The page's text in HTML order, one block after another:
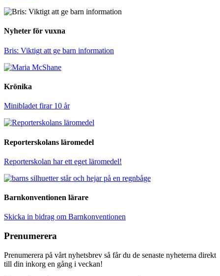
Nyheter för vuxna
Bris: Viktigt att ge barn information
Krönika
Minibladet firar 10 år
Reporterskolans läromedel
Reporterskolan har ett eget läromedel!
Barnkonventionen lärare
Skicka in bidrag om Barnkonventionen
Prenumerera
Prenumerera på vårt nyhetsbrev så får du de senaste nyheterna direkt
till din inkorg en gång i veckan!